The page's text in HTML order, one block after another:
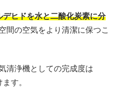
デヒドを水と二酸化炭素に分
間の空気をより清潔に保つこ
清浄機としての完成度は
す。